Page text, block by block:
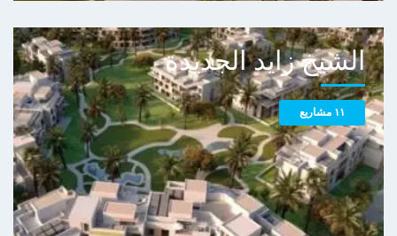
الشيخ زايد الجديدة
١١ مشاريع